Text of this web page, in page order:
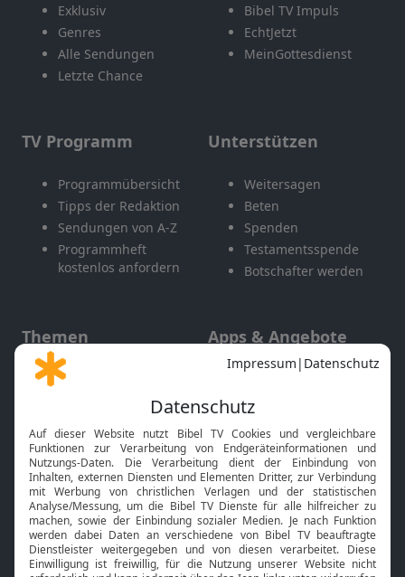
Exklusiv
Genres
Alle Sendungen
Letzte Chance
Bibel TV Impuls
EchtJetzt
MeinGottesdienst
TV Programm
Programmübersicht
Tipps der Redaktion
Sendungen von A-Z
Programmheft
kostenlos anfordern
Unterstützen
Weitersagen
Beten
Spenden
Testamentsspende
Botschafter werden
Themen
Gott und Bibel erklärt
Neuigkeiten
Apps & Angebote
Mobile App
Smart TV
HbbTV
Bibelthek Online-Bibel
Nächster Gottesdienst